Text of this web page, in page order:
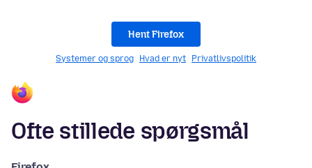
Hent Firefox
Systemer og sprog Hvad er nyt Privatlivspolitik
Ofte stillede spørgsmål